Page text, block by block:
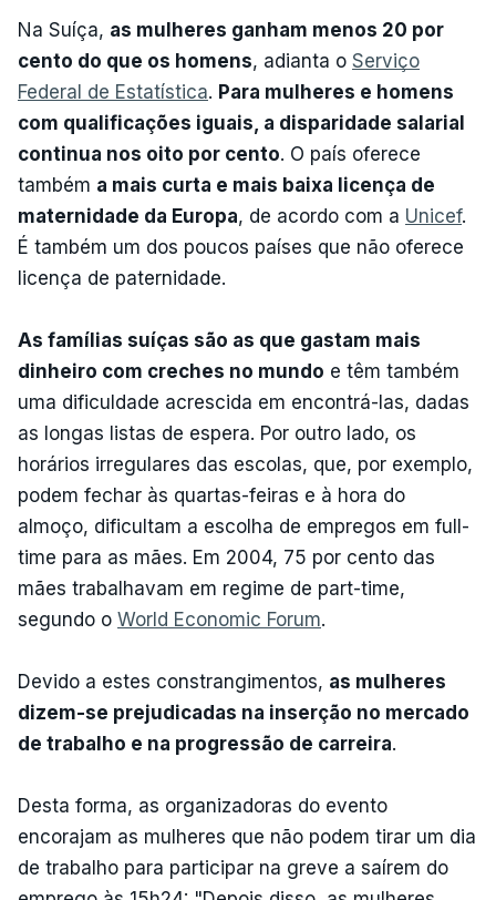
Na Suíça, as mulheres ganham menos 20 por
cento do que os homens, adianta o Serviço
Federal de Estatística. Para mulheres e homens
com qualificações iguais, a disparidade salarial
continua nos oito por cento. O país oferece
também a mais curta e mais baixa licença de
maternidade da Europa, de acordo com a Unicef.
É também um dos poucos países que não oferece
licença de paternidade.
As famílias suíças são as que gastam mais
dinheiro com creches no mundo e têm também
uma dificuldade acrescida em encontrá-las, dadas
as longas listas de espera. Por outro lado, os
horários irregulares das escolas, que, por exemplo,
podem fechar às quartas-feiras e à hora do
almoço, dificultam a escolha de empregos em full-
time para as mães. Em 2004, 75 por cento das
mães trabalhavam em regime de part-time,
segundo o World Economic Forum.
Devido a estes constrangimentos, as mulheres
dizem-se prejudicadas na inserção no mercado
de trabalho e na progressão de carreira.
Desta forma, as organizadoras do evento
encorajam as mulheres que não podem tirar um dia
de trabalho para participar na greve a saírem do